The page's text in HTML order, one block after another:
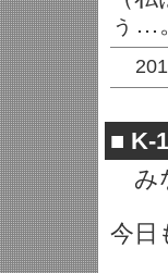
ぅ…
■ K-
み
今日